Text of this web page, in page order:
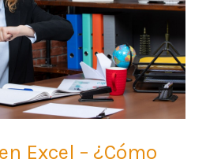
Excel – ¿Cómo